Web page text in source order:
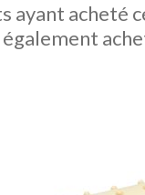
ayant acheté
également